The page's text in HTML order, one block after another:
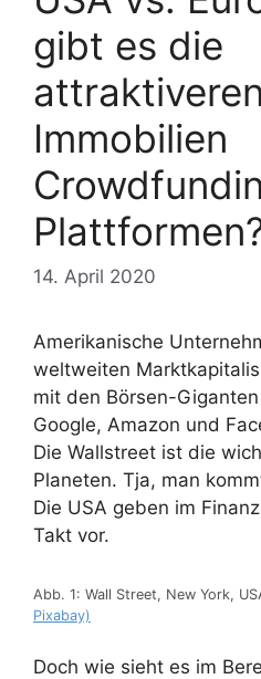
gibt es die
Immobilien
14. April 2020
Amerikanische
weltweiten
mit den Börsen-
Google, Amazon und
Die Wallstreet ist die
Planeten. Tja, man
Die USA geben im
Takt vor.
Abb. 1: Wall Street, New York,
Pixabay)
Doch wie sieht es im